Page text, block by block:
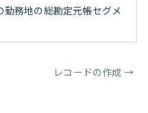
勤務地の総勘定元帳セグメ
レコードの作成 →